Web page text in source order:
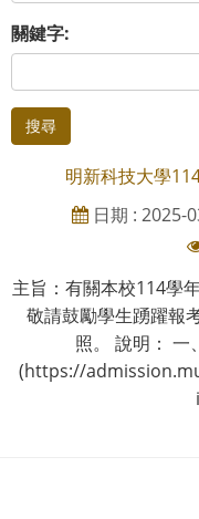
關鍵字:
搜尋
明新科技大學
日期 : 2025-
主旨：有關本校114學
敬請鼓勵學生踴躍報
照。 說明： 一
(https://